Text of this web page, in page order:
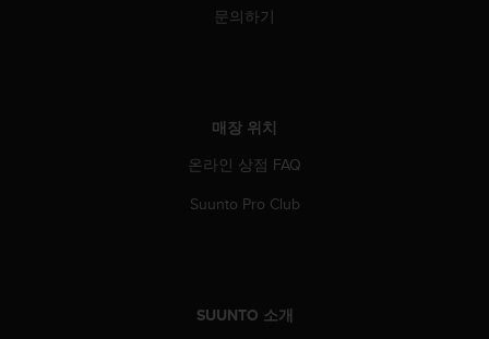
문의하기
매장 위치
온라인 상점 FAQ
Suunto Pro Club
SUUNTO 소개